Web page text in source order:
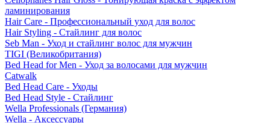
ламинирования
Hair Care - Профессиональный уход для волос
Hair Styling - Стайлинг для волос
Seb Man - Уход и стайлинг волос для мужчин
TIGI (Великобритания)
Bed Head for Men - Уход за волосами для мужчин
Catwalk
Bed Head Care - Уходы
Bed Head Style - Стайлинг
Wella Professionals (Германия)
Wella - Аксессуары